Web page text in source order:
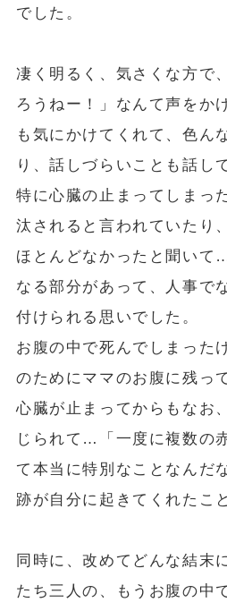
でした。
凄く明るく、気さくな方で
ろうねー！」なんて声をか
も気にかけてくれて、色ん
り、話しづらいことも話し
特に心臓の止まってしまっ
汰されると言われていたり
ほとんどなかったと聞いて
なる部分があって、人事で
付けられる思いでした。
お腹の中で死んでしまった
のためにママのお腹に残っ
心臓が止まってからもなお
じられて…「一度に複数の
て本当に特別なことなんだ
跡が自分に起きてくれたこ
同時に、改めてどんな結末
たち三人の、もうお腹の中